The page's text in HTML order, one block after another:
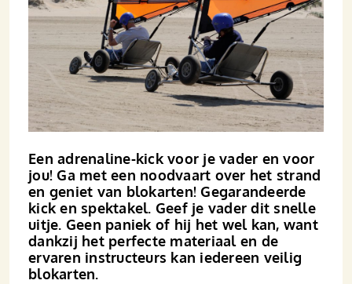
Een adrenaline-kick voor je vader en voor
jou! Ga met een noodvaart over het strand
en geniet van blokarten! Gegarandeerde
kick en spektakel. Geef je vader dit snelle
uitje. Geen paniek of hij het wel kan, want
dankzij het perfecte materiaal en de
ervaren instructeurs kan iedereen veilig
blokarten.